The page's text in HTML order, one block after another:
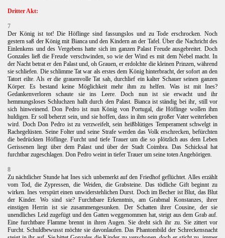
Dritter Akt:
7
Der König ist tot! Die Höflinge sind fassungslos und zu Tode erschrocken. Noch
gestern saß der König mit Bianca und den Kindern an der Tafel. Über die Nachricht des
Einlenkens und des Vergebens hatte sich im ganzen Palast Freude ausgebreitet. Doch
Gonzales ließ die Freude verschwinden, so wie der Wind es mit dem Nebel macht. In
der Nacht betrat er den Palast und, oh Grauen, er erdolchte die kleinen Prinzen, während
sie schliefen. Die schlimme Tat war als erstes dem König hinterbracht, der sofort an den
Tatort eilte. Als er die grauenvolle Tat sah, durchlief ein kalter Schauer seinen ganzen
Körper. Es bestand keine Möglichkeit mehr ihm zu helfen. Was ist mit Ines?
Gedankenverloren schaute sie ins Leere. Doch nun ist sie erwacht und ihr
hemmungslosesSchluchzen hallt durch den Palast. Bianca ist ständig bei ihr, still vor
sich hinweinend. Don Pedro ist nun König von Portugal, die Höflinge wollen ihm
huldigen. Er soll beherzt sein, und sie hoffen, dass in ihm sein großer Vater weiterleben
wird. Doch Don Pedro ist zu verzweifelt, sein heißblütiges Temperament schwelgt in
Rachegelüsten. Seine Folter und seine Strafe werden das Volk erschrecken, befürchten
die bedrückten Höflinge. Furcht und tiefe Trauer um die so plötzlich aus dem Leben
Gerissenen liegt über dem Palast und über der Stadt Coimbra. Das Schicksal hat
furchtbar zugeschlagen. Don Pedro weint in tiefer Trauer um seine toten Angehörigen.
8
Zu nächtlicher Stunde hat Ines sich unbemerkt auf den Friedhof geflüchtet. Alles erzählt
vom Tod, die Zypressen, die Weiden, die Grabsteine. Das tödliche Gift beginnt zu
wirken. Ines verspürt einen unwiderstehlichen Durst. Doch im Becher ist Blut, das Blut
der Kinder. Wo sind sie? Furchtbare Erkenntnis, am Grabmal Konstanzes, ihrer
einstigen Herrin ist sie zusammengesunken. Der Schatten ihrer Cousine, der sie
unendliches Leid zugefügt und den Gatten weggenommen hat, steigt aus dem Grab auf.
Eine furchtbare Flamme brennt in ihren Augen. Sie dreht sich ihr zu. Sie zittert vor
Furcht. Schuldbewusst möchte sie davonlaufen. Das Phantombild der Schreckensnacht